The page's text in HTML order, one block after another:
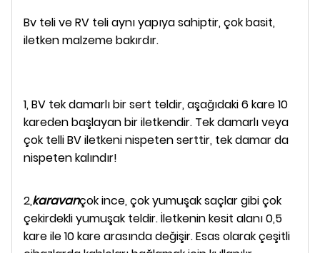
Bv teli ve RV teli aynı yapıya sahiptir, çok basit,
iletken malzeme bakırdır.
1, BV tek damarlı bir sert teldir, aşağıdaki 6 kare 10
kareden başlayan bir iletkendir. Tek damarlı veya
çok telli BV iletkeni nispeten serttir, tek damar da
nispeten kalındır!
2,karavançok ince, çok yumuşak saçlar gibi çok
çekirdekli yumuşak teldir. İletkenin kesit alanı 0,5
kare ile 10 kare arasında değişir. Esas olarak çeşitli